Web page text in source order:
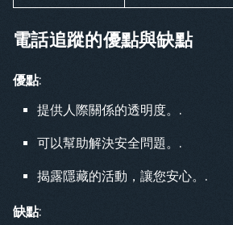
電話追蹤的優點與缺點
優點:
提供人際關係的透明度。.
可以幫助解決安全問題。.
揭露隱藏的活動，讓您安心。.
缺點: